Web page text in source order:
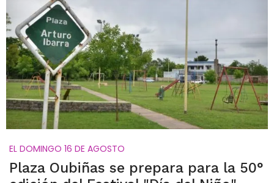
EL DOMINGO 16 DE AGOSTO
Plaza Oubiñas se prepara para la 50°